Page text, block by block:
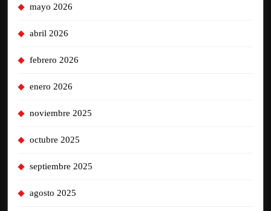
mayo 2026
abril 2026
febrero 2026
enero 2026
noviembre 2025
octubre 2025
septiembre 2025
agosto 2025